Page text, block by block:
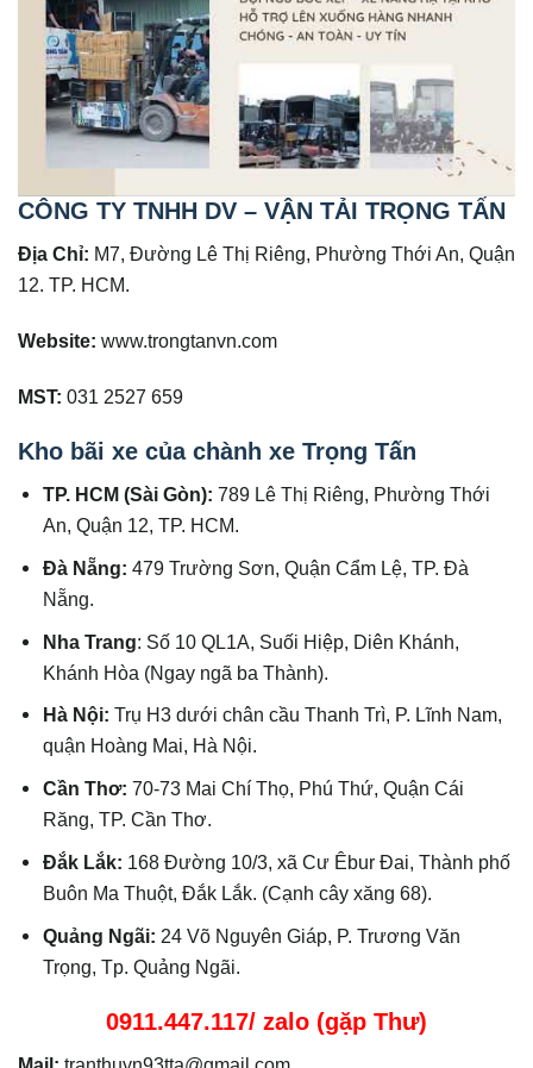
CÔNG TY TNHH DV – VẬN TẢI TRỌNG TẤN
Địa Chỉ: M7, Đường Lê Thị Riêng, Phường Thới An, Quận
12. TP. HCM.
Website: www.trongtanvn.com
MST: 031 2527 659
Kho bãi xe của chành xe Trọng Tấn
TP. HCM (Sài Gòn): 789 Lê Thị Riêng, Phường Thới
An, Quận 12, TP. HCM.
Đà Nẵng:479 Trường Sơn, Quận Cẩm Lệ, TP. Đà
Nẵng.
Nha Trang: Số 10 QL1A, Suối Hiệp, Diên Khánh,
Khánh Hòa (Ngay ngã ba Thành).
Hà Nội:Trụ H3 dưới chân cầu Thanh Trì, P. Lĩnh Nam,
quận Hoàng Mai, Hà Nội.
Cần Thơ:70-73 Mai Chí Thọ, Phú Thứ, Quận Cái
Răng, TP. Cần Thơ.
Đắk Lắk: 168 Đường 10/3, xã Cư Êbur Đai, Thành phố
Buôn Ma Thuột, Đắk Lắk. (Cạnh cây xăng 68).
Quảng Ngãi: 24 Võ Nguyên Giáp, P. Trương Văn
Trọng, Tp. Quảng Ngãi.
0911.447.117/ zalo (gặp Thư)